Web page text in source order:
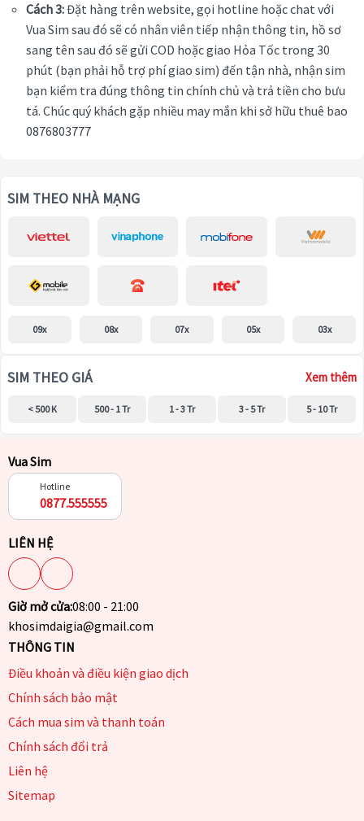
Cách 3:Đặt hàng trên website, gọi hotline hoặc chat với
Vua Sim sau đó sẽ có nhân viên tiếp nhận thông tin, hồ sơ
sang tên sau đó sẽ gửi COD hoặc giao Hỏa Tốc trong 30
phút (bạn phải hỗ trợ phí giao sim) đến tận nhà, nhận sim
bạn kiểm tra đúng thông tin chính chủ và trả tiền cho bưu
tá. Chúc quý khách gặp nhiều may mắn khi sở hữu thuê bao
0876803777
SIM THEO NHÀ MẠNG
09x 08x 07x 05x 03x
SIM THEO GIÁ Xem thêm
< 500 K 500 - 1 Tr 1 - 3 Tr 3 - 5 Tr 5 - 10 Tr
Vua Sim
Hotline
0877.555555
LIÊN HỆ
Giờ mở cửa:08:00 - 21:00
khosimdaigia@gmail.com
THÔNG TIN
Điều khoản và điều kiện giao dịch
Chính sách bảo mật
Cách mua sim và thanh toán
Chính sách đổi trả
Liên hệ
Sitemap